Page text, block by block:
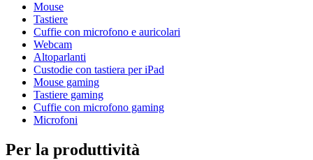
Mouse
Tastiere
Cuffie con microfono e auricolari
Webcam
Altoparlanti
Custodie con tastiera per iPad
Mouse gaming
Tastiere gaming
Cuffie con microfono gaming
Microfoni
Per la produttività